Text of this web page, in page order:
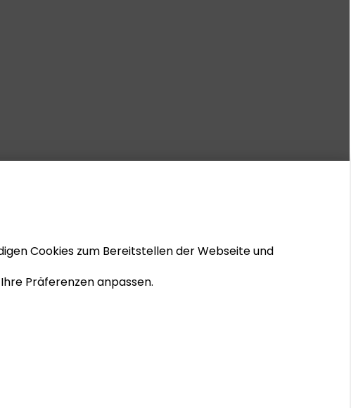
Cookies zum Bereitstellen der Webseite und
Präferenzen anpassen.